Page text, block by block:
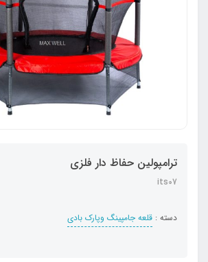
ترامپولین حفاظ دار فلزی
its07
دسته : قلعه جامپینگ وپارک بادی